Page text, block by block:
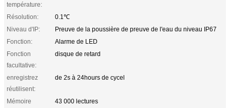
température:
Résolution:
0.1℃
Niveau d'IP:
Preuve de la poussière de preuve de l'eau du niveau IP67
Fonction:
Alarme de LED
Fonction
facultative:
disque de retard
enregistrez
réutilisent:
de 2s à 24hours de cycel
Mémoire
43 000 lectures